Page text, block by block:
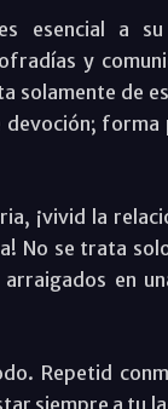
esencial a
y
solamente de
forma
¡vivid la
No se trata
en
Repetid